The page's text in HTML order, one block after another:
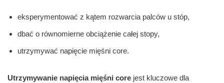
eksperymentować z kątem rozwarcia palców u stóp,
dbać o równomierne obciążenie całej stopy,
utrzymywać napięcie mięśni core.
Utrzymywanie napięcia mięśni core jest kluczowe dla